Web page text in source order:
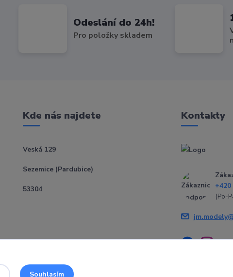
Odeslání do 24h!
Pro položky skladem
Kde nás najdete
Veská 129
Sezemice (Pardubice)
53304
Kontakty
+420
(Po-
Souhlasím